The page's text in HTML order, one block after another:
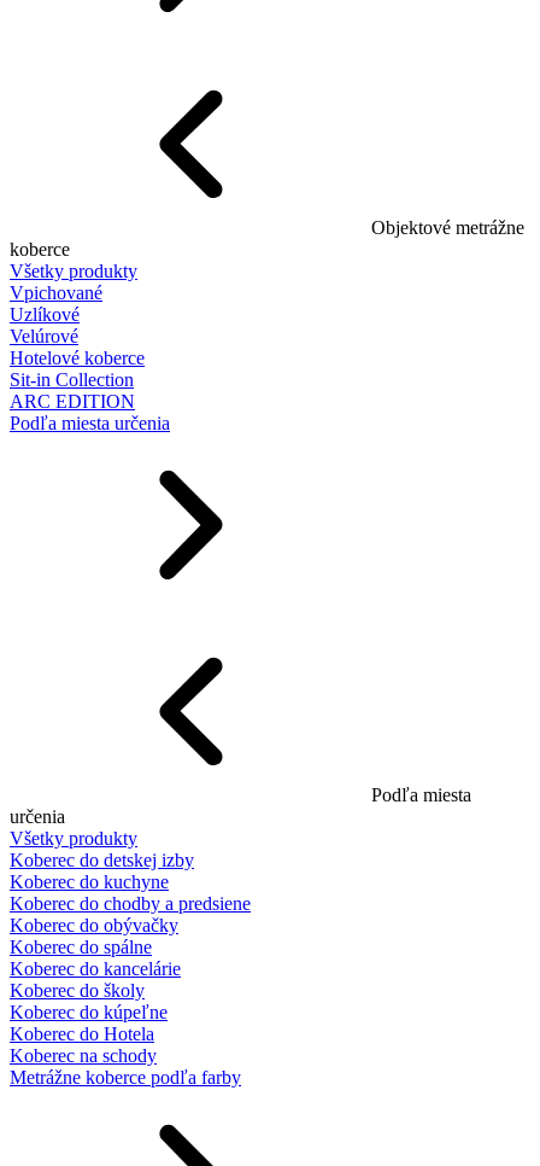
Objektové metrážne
koberce
Všetky produkty
Vpichované
Uzlíkové
Velúrové
Hotelové koberce
Sit-in Collection
ARC EDITION
Podľa miesta určenia
Podľa miesta
určenia
Všetky produkty
Koberec do detskej izby
Koberec do kuchyne
Koberec do chodby a predsiene
Koberec do obývačky
Koberec do spálne
Koberec do kancelárie
Koberec do školy
Koberec do kúpeľne
Koberec do Hotela
Koberec na schody
Metrážne koberce podľa farby